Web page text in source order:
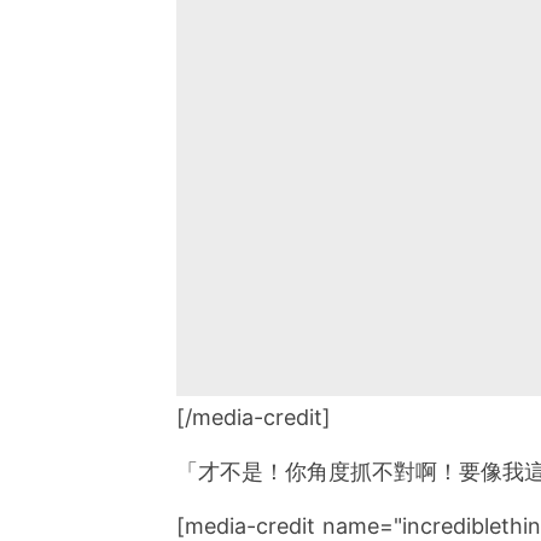
[/media-credit]
「才不是！你角度抓不對啊！要像我
[media-credit